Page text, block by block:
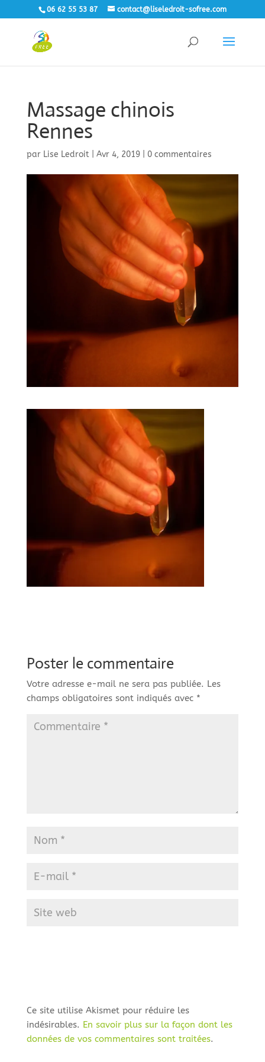
06 62 55 53 87 contact@liseledroit-sofree.com
Massage chinois
Rennes
par Lise Ledroit| Avr 4, 2019| 0 commentaires
Poster le commentaire
Votre adresse e-mail ne sera pas publiée. Les
champs obligatoires sont indiqués avec *
Ce site utilise Akismet pour réduire les
indésirables. En savoir plus sur la façon dont les
données de vos commentaires sont traitées.